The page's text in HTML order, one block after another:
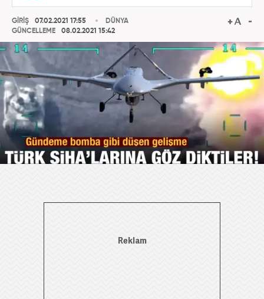
GİRİŞ
07.02.2021 17:55
GÜNCELLEME
08.02.2021 15:42
DÜNYA